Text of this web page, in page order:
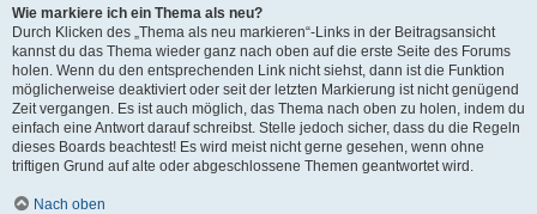
Wie markiere ich ein Thema als neu?
Durch Klicken des „Thema als neu markieren“-Links in der Beitragsansicht
kannst du das Thema wieder ganz nach oben auf die erste Seite des Forums
holen. Wenn du den entsprechenden Link nicht siehst, dann ist die Funktion
möglicherweise deaktiviert oder seit der letzten Markierung ist nicht genügend
Zeit vergangen. Es ist auch möglich, das Thema nach oben zu holen, indem du
einfach eine Antwort darauf schreibst. Stelle jedoch sicher, dass du die Regeln
dieses Boards beachtest! Es wird meist nicht gerne gesehen, wenn ohne
triftigen Grund auf alte oder abgeschlossene Themen geantwortet wird.
Nach oben